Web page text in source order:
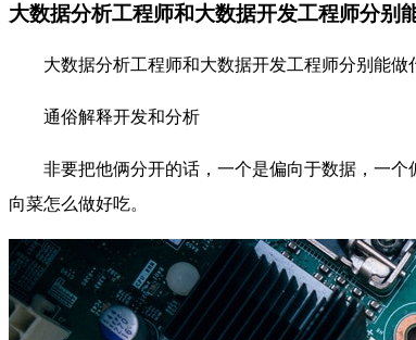
大数据分析工程师和大数据开发工程师分别
大数据分析工程师和大数据开发工程师分别能做
通俗解释开发和分析
非要把他俩分开的话，一个是偏向于数据，一
向菜怎么做好吃。